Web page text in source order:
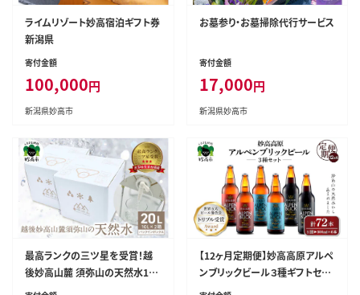
ライムリゾート妙高宿泊ギフト券
新潟県
寄付金額
100,000円
新潟県妙高市
お墓参り・お墓掃除代行サービス
寄付金額
17,000円
新潟県妙高市
最高ランクの三ツ星を受賞！越
後妙高山麓 須弥山の天然水10L
バックインボックス 20L(10L×
【12ヶ月定期便】妙高高原アルペ
ンブリックビール３種ギフトセッ
ト(500ml×6本)全12回